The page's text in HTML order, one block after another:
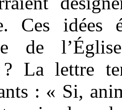
Ces
de
? La lettre
: « Si,